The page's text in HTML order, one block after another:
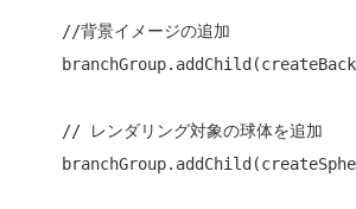
//背景イメージの追加
// レンダリング対象の球体を追加